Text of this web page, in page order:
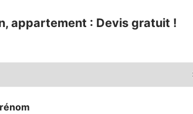
appartement : Devis gratuit !